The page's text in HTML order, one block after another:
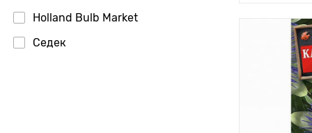
Holland Bulb Market
Седек
Высота
Растояние
растениями